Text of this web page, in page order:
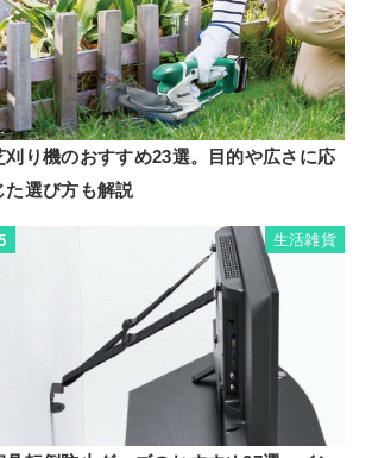
ット
ピー
の香
刈り機のおすすめ23選。目的や広さに応
た選び方も解説
生活雑貨